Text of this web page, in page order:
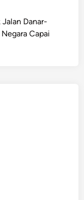
Danar-
Capai